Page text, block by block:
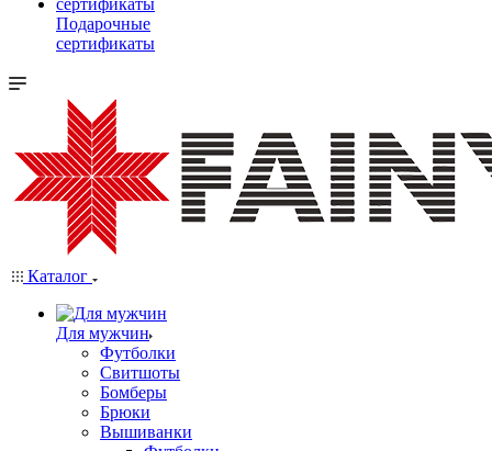
Подарочные
сертификаты
Каталог
Для мужчин
Футболки
Свитшоты
Бомберы
Брюки
Вышиванки